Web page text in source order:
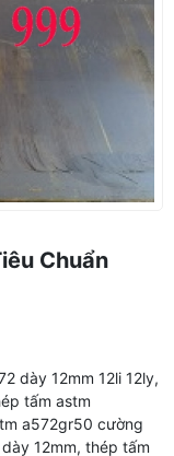
Chuẩn
dày 12mm 12li 12ly,
tấm astm
a572gr50 cường
12mm, thép tấm